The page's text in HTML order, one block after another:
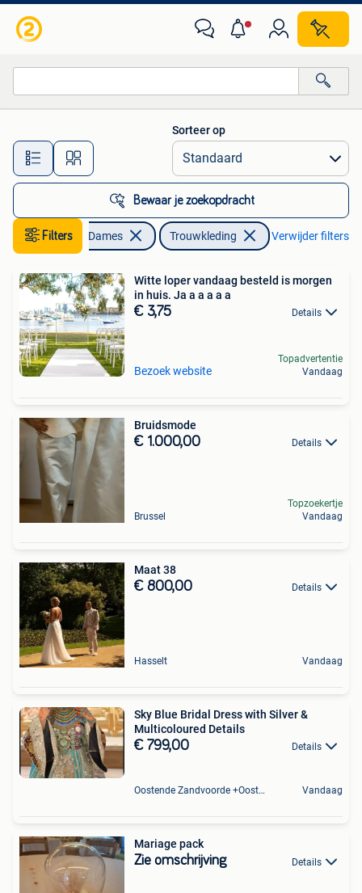
Alle afstanden…
Sorteer op
Bewaar je zoekopdracht
Filters
Kleding | Dames Trouwkleding Verwijder filters
Witte loper vandaag besteld is morgen
in huis. Ja a a a a a
€ 3,75 Details
Bezoek website
Topadvertentie
Vandaag
Bruidsmode
€ 1.000,00 Details
Brussel
Topzoekertje
Vandaag
Maat 38
€ 800,00 Details
Hasselt Vandaag
Sky Blue Bridal Dress with Silver &
Multicoloured Details
€ 799,00 Details
Oostende Zandvoorde +Oostende Vandaag
Mariage pack
Zie omschrijving Details